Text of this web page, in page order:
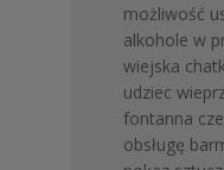
 możliwość
 alkohole w
 wiejska
 udziec
 fontanna
 obsługę